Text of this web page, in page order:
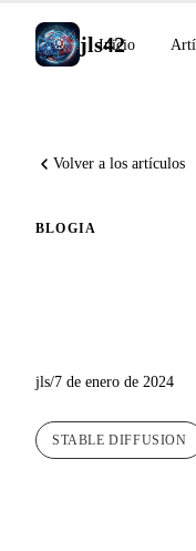
jls42
Inicio
Volver a los artículos
BLOGIA
jls/7 de enero de 2024
STABLE DIFFUSION